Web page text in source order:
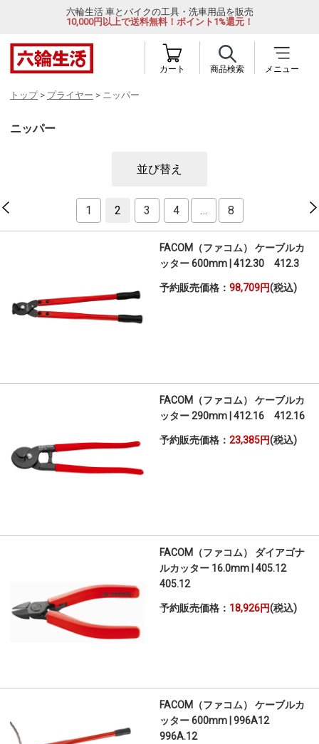
六輪生活 車とバイクの工具・洗車用品を販売
10,000円以上で送料無料！ポイント1%還元！
カート 商品検索 メニュー
トップ> プライヤー > ニッパー
ニッパー
並び替え
1 2 3 4 … 8
FACOM（ファコム） ケーブルカ
ッター 600mm | 412.30 412.3
予約販売価格： 98,709円(税込)
FACOM（ファコム） ケーブルカ
ッター 290mm | 412.16 412.16
予約販売価格： 23,385円(税込)
FACOM（ファコム） ダイアゴナ
ルカッター 16.0mm | 405.12
405.12
予約販売価格： 18,926円(税込)
FACOM（ファコム） ケーブルカ
ッター 600mm | 996A12
996A.12